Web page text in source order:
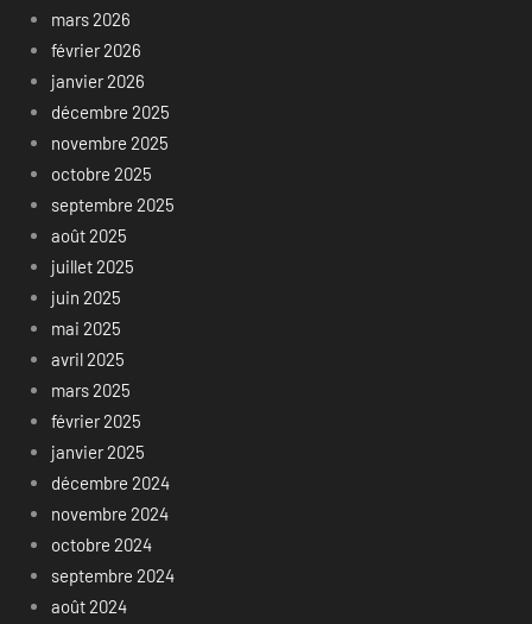
mars 2026
février 2026
janvier 2026
décembre 2025
novembre 2025
octobre 2025
septembre 2025
août 2025
juillet 2025
juin 2025
mai 2025
avril 2025
mars 2025
février 2025
janvier 2025
décembre 2024
novembre 2024
octobre 2024
septembre 2024
août 2024